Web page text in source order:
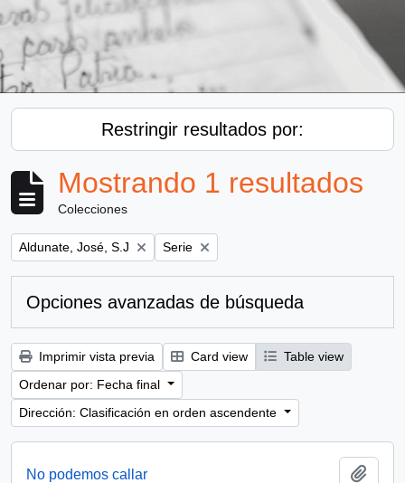
Restringir resultados por:
Mostrando 1 resultados
Colecciones
Remove filter:
Aldunate, José, S.J Remove filter:
Serie
Opciones avanzadas de búsqueda
Imprimir vista previa Card view
Table view
Ordenar por: Fecha final
Dirección: Clasificación en orden ascendente
No podemos callar